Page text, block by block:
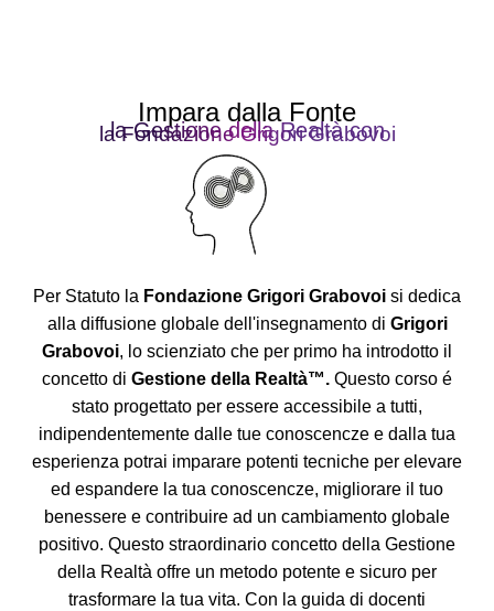
Impara dalla Fonte
la Gestione della Realtà con
la Fondazione Grigori Grabovoi
Per Statuto la Fondazione Grigori Grabovoi si dedica
alla diffusione globale dell'insegnamento di Grigori
Grabovoi, lo scienziato che per primo ha introdotto il
concetto di Gestione della Realtà™. Questo corso é
stato progettato per essere accessibile a tutti,
indipendentemente dalle tue conoscencze e dalla tua
esperienza potrai imparare potenti tecniche per elevare
ed espandere la tua conoscencze, migliorare il tuo
benessere e contribuire ad un cambiamento globale
positivo. Questo straordinario concetto della Gestione
della Realtà offre un metodo potente e sicuro per
trasformare la tua vita. Con la guida di docenti